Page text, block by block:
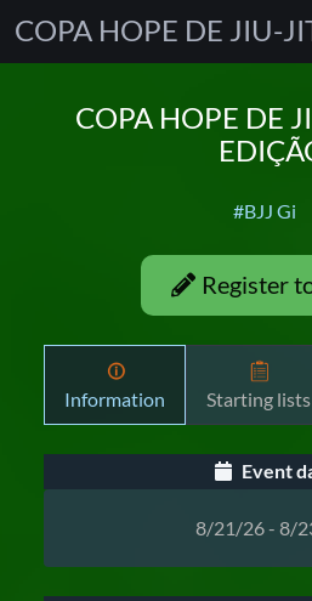
COPA HOPE DE
#BJJ Gi
Register
Information Starting lists
Event
8/21/26 - 8/